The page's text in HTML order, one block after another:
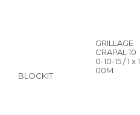
BLOCKIT
GRILLAGE
CRAPAL 10
0-10-15 / 1 x 1
00M